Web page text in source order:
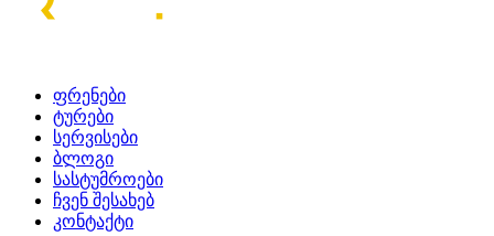
ᲤᲠᲔᲜᲔᲑᲘ
ᲢᲣᲠᲔᲑᲘ
ᲡᲔᲠᲕᲘᲡᲔᲑᲘ
ᲑᲚᲝᲒᲘ
ᲡᲐᲡᲢᲣᲛᲠᲝᲔᲑᲘ
ᲩᲕᲔᲜ ᲨᲔᲡᲐᲮᲔᲑ
ᲙᲝᲜᲢᲐᲥᲢᲘ